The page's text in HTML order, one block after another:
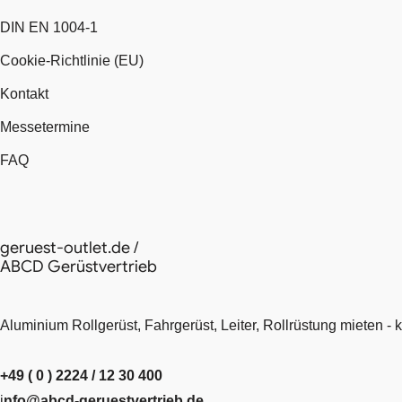
DIN EN 1004-1
Cookie-Richtlinie (EU)
Kontakt
Messetermine
FAQ
geruest-outlet.de /
ABCD Gerüstvertrieb
Aluminium Rollgerüst, Fahrgerüst, Leiter, Rollrüstung mieten -
+49 ( 0 ) 2224 / 12 30 400